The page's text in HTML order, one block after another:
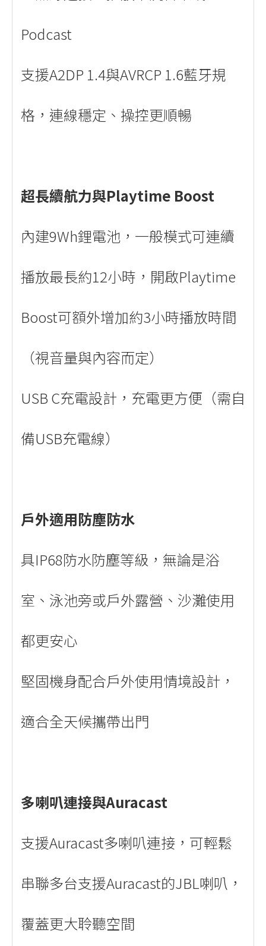
Podcast
支援A2DP 1.4與AVRCP 1.6藍牙規
格，連線穩定、操控更順暢
超長續航力與Playtime Boost
內建9Wh鋰電池，一般模式可連續
播放最長約12小時，開啟Playtime
Boost可額外增加約3小時播放時間
（視音量與內容而定）
USB C充電設計，充電更方便（需自
備USB充電線）
戶外適用防塵防水
具IP68防水防塵等級，無論是浴
室、泳池旁或戶外露營、沙灘使用
都更安心
堅固機身配合戶外使用情境設計，
適合全天候攜帶出門
多喇叭連接與Auracast
支援Auracast多喇叭連接，可輕鬆
串聯多台支援Auracast的JBL喇叭，
覆蓋更大聆聽空間